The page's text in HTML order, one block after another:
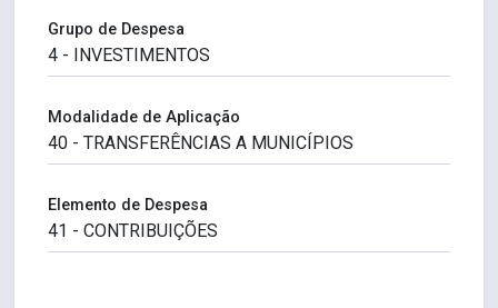
Grupo de Despesa
Modalidade de Aplicação
Elemento de Despesa